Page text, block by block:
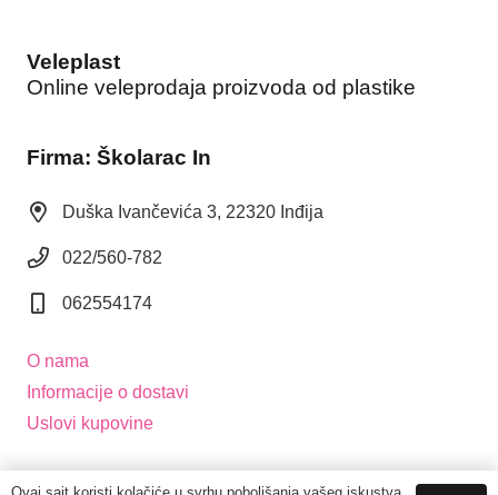
Veleplast
Online veleprodaja proizvoda od plastike
Firma: Školarac In
Duška Ivančevića 3, 22320 Inđija
022/560-782
062554174
O nama
Informacije o dostavi
Uslovi kupovine